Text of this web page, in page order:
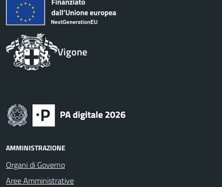
Vigone
AMMINISTRAZIONE
Organi di Governo
Aree Amministrative